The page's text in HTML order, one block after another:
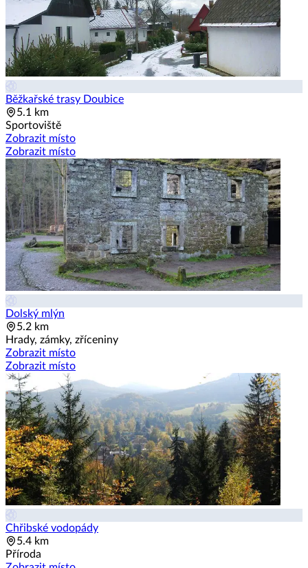
Běžkařské trasy Doubice
5.1 km
Sportoviště
Zobrazit místo
Zobrazit místo
Dolský mlýn
5.2 km
Hrady, zámky, zříceniny
Zobrazit místo
Zobrazit místo
Chřibské vodopády
5.4 km
Příroda